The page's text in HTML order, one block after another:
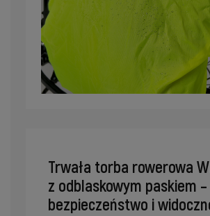
Trwała torba rowerowa
z odblaskowym paskiem –
bezpieczeństwo i